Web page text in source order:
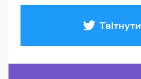
Твітнути